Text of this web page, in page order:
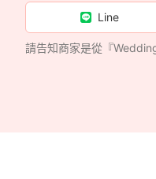
Line
請告知商家是從『